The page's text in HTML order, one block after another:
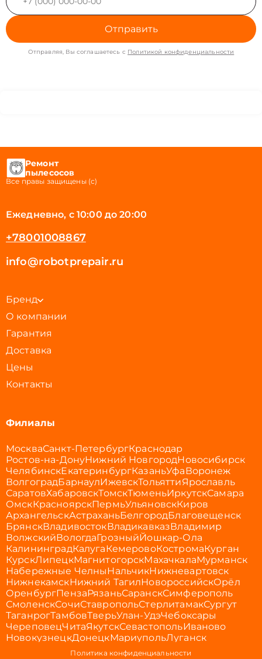
Отправить
Отправляя, Вы соглашаетесь с Политикой конфиденциальности
Ремонт
пылесосов
Все правы защищены (с)
Ежедневно, с 10:00 до 20:00
+78001008867
info@robotprepair.ru
Бренд
О компании
Гарантия
Доставка
Цены
Контакты
Филиалы
МоскваСанкт-ПетербургКраснодар
Ростов-на-ДонуНижний НовгородНовосибирск
ЧелябинскЕкатеринбургКазаньУфаВоронеж
ВолгоградБарнаулИжевскТольяттиЯрославль
СаратовХабаровскТомскТюменьИркутскСамара
ОмскКрасноярскПермьУльяновскКиров
АрхангельскАстраханьБелгородБлаговещенск
БрянскВладивостокВладикавказВладимир
ВолжскийВологдаГрозныйЙошкар-Ола
КалининградКалугаКемеровоКостромаКурган
КурскЛипецкМагнитогорскМахачкалаМурманск
Набережные ЧелныНальчикНижневартовск
НижнекамскНижний ТагилНовороссийскОрёл
ОренбургПензаРязаньСаранскСимферополь
СмоленскСочиСтавропольСтерлитамакСургут
ТаганрогТамбовТверьУлан-УдэЧебоксары
ЧереповецЧитаЯкутскСевастопольИваново
НовокузнецкДонецкМариупольЛуганск
Политика конфиденциальности